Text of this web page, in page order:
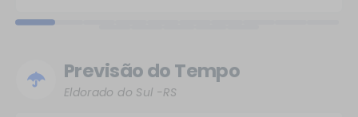
Previsão do Tempo
Eldorado do Sul -RS